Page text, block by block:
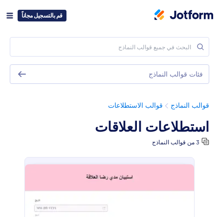
قم بالتسجيل مجاناً
قوالب النماذج قوالب الاستطلاعات
استطلاعات العلاقات
3 من قوالب النماذج
فئات قوالب النماذج